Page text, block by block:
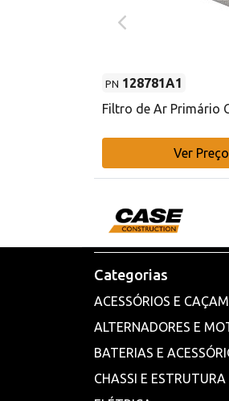
PN 128781A1
Filtro de Ar Primário
Ver Preço
Categorias
ACESSÓRIOS E
ALTERNADORES E
BATERIAS E
CHASSI E ESTRUTURA